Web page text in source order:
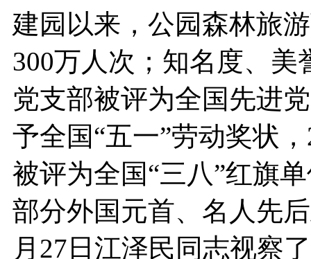
建园以来，公园森林旅
300万人次；知名度、美
党支部被评为全国先进
予全国“五一”劳动奖状
被评为全国“三八”红旗
部分外国元首、名人先
月27日江泽民同志视察